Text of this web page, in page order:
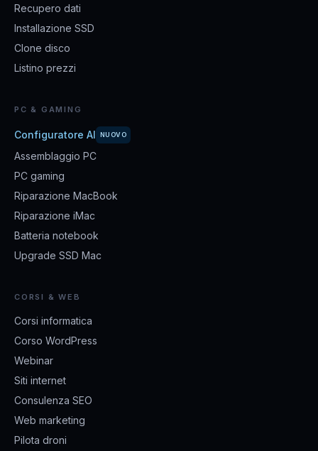
Recupero dati
Installazione SSD
Clone disco
Listino prezzi
PC & GAMING
Configuratore AI NUOVO
Assemblaggio PC
PC gaming
Riparazione MacBook
Riparazione iMac
Batteria notebook
Upgrade SSD Mac
CORSI & WEB
Corsi informatica
Corso WordPress
Webinar
Siti internet
Consulenza SEO
Web marketing
Pilota droni